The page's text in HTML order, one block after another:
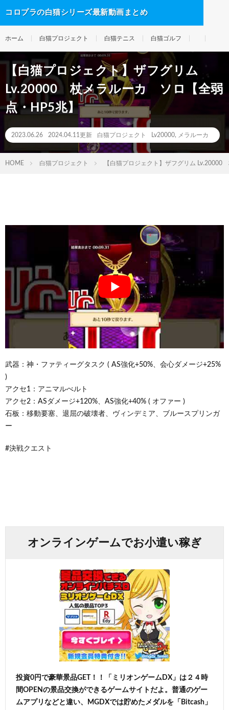
コロプラの白猫シリーズ最新動画まとめ
ホーム 白猫プロジェクト 白猫テニス 白猫ゴルフ
【白猫プロジェクト】ザフグリム
Lv.20000 杖メラルーカ ソロ【全弱
点・HP5兆】
2023.06.26 2024.04.11更新 白猫プロジェクト Lv20000, メラルーカ
HOME 白猫プロジェクト 【白猫プロジェクト】ザフグリム
武器：神・ファティーグタスク ( AS強化+50%、会心ダメージ+25%
)
アクセ1：アニマルべルト
アクセ2：ASダメージ+120%、AS強化+40% ( オファー )
石板：移動要塞、退屈の破壊者、ヴィンデミア、ブルースプリンガ
ー
#決戦クエスト
オンラインゲームでお小遣い稼ぎ
投資0円で豪華景品GET！！「ミリオンゲームDX」は２４時
間OPENの景品交換ができるゲームサイトだよ。普通のゲー
ムアプリなどと違い、MGDXでは貯めたメダルを「Bitcash」